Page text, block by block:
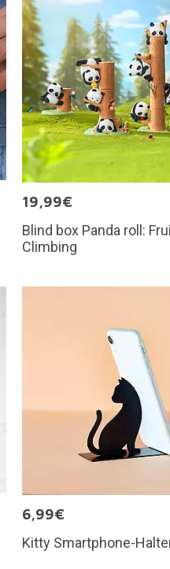
19,99€
Blind box Panda roll:
Climbing
6,99€
Kitty Smartphone-